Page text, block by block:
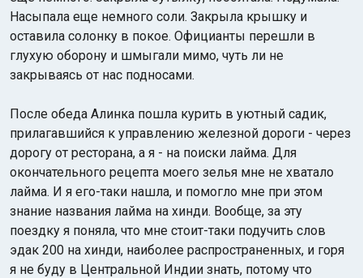
Насыпала еще немного соли. Закрыла крышку и
оставила солонку в покое. Официанты перешли в
глухую оборону и шмыгали мимо, чуть ли не
закрываясь от нас подносами.
После обеда Алинка пошла курить в уютный садик,
прилагавшийся к управлению железной дороги - через
дорогу от ресторана, а я - на поиски лайма. Для
окончательного рецепта моего зелья мне не хватало
лайма. И я его-таки нашла, и помогло мне при этом
знание названия лайма на хинди. Вообще, за эту
поездку я поняла, что мне стоит-таки подучить слов
эдак 200 на хинди, наиболее распространенных, и горя
я не буду в Центральной Индии знать, потому что